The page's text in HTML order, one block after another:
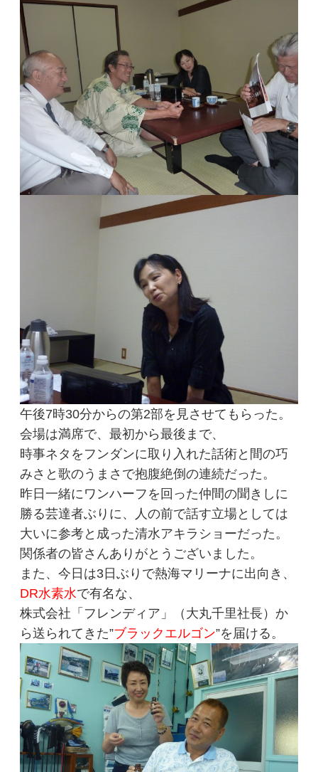
午後7時30分からの第2部を見させてもらった。
会場は満席で、最初から最後まで、
時事ネタをフンダンに取り入れた話術と間の巧
みさと歌のうまさで抱腹絶倒の連続だった。
昨日一緒にワンハーフを回った仲間の聞きしに
勝る芸達者ぶりに、人の前で話す立場としては
大いに参考と成った清水アキラショーだった。
関係者の皆さんありがとうございました。
また、今日は3日ぶりで熱海マリーナに出向き、
DR水素水で有名な、
株式会社「フレンディア」（大丸千里社長）か
ら送られてきた”ブラックエルゴン”を届ける。